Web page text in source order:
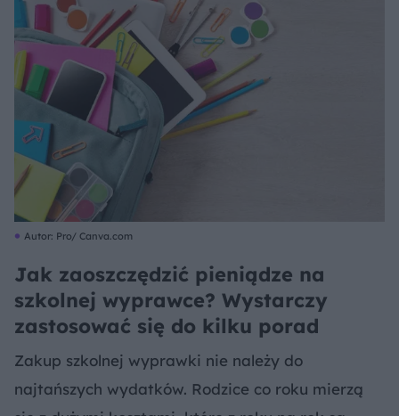
Autor: Pro/ Canva.com
Jak zaoszczędzić pieniądze na
szkolnej wyprawce? Wystarczy
zastosować się do kilku porad
Zakup szkolnej wyprawki nie należy do
najtańszych wydatków. Rodzice co roku mierzą